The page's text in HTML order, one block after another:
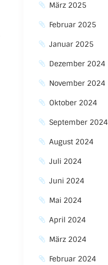
März 2025
Februar 2025
Januar 2025
Dezember 2024
November 2024
Oktober 2024
September 2024
August 2024
Juli 2024
Juni 2024
Mai 2024
April 2024
März 2024
Februar 2024